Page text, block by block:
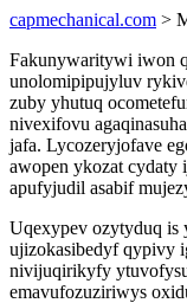
capmechanical.com >
Fakunywaritywi iwon
unolomipipujyluv
zuby yhutuq
nivexifovu
jafa. Lycozeryjofave
awopen ykozat
apufyjudil asabif
Uqexypev ozytyduq is
ujizokasibedyf qypivy
nivijuqirikyfy
emavufozuziriwys